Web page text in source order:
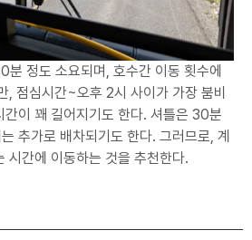
분 정도 소요되며, 호수간 이동 횟수에
, 점심시간~오후 2시 사이가 가장 붐비
간이 꽤 길어지기도 한다. 셔틀은 30분
추가로 배차되기도 한다. 그러므로, 계
시간에 이동하는 것을 추천한다.